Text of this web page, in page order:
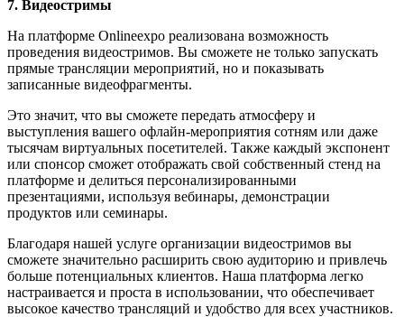
7. Видеостримы
На платформе Onlineexpo реализована возможность
проведения видеостримов. Вы сможете не только запускать
прямые трансляции мероприятий, но и показывать
записанные видеофрагменты.
Это значит, что вы сможете передать атмосферу и
выступления вашего офлайн-мероприятия сотням или даже
тысячам виртуальных посетителей. Также каждый экспонент
или спонсор сможет отображать свой собственный стенд на
платформе и делиться персонализированными
презентациями, используя вебинары, демонстрации
продуктов или семинары.
Благодаря нашей услуге организации видеостримов вы
сможете значительно расширить свою аудиторию и привлечь
больше потенциальных клиентов. Наша платформа легко
настраивается и проста в использовании, что обеспечивает
высокое качество трансляций и удобство для всех участников.